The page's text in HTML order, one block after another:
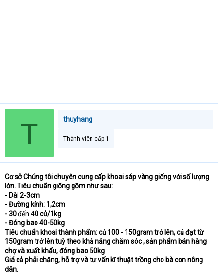
T thuyhang
Thành viên cấp 1
Cơ sở Chúng tôi chuyên cung cấp khoai sáp vàng giống với số lượng
lớn. Tiêu chuẩn giống gồm như sau:
- Dài 2-3cm
- Đường kính: 1,2cm
- 30đến 40 củ/1kg
- Đóng bao 40-50kg
Tiêu chuẩn khoai thành phẩm: củ 100 - 150gram trở lên, củ đạt từ
150gram trở lên tuỳ theo khả năng chăm sóc , sản phẩm bán hàng
chợ và xuất khẩu, đóng bao 50kg
Giá cả phải chăng, hỗ trợ và tư vấn kĩ thuật trồng cho bà con nông
dân.